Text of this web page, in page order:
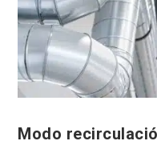
Modo